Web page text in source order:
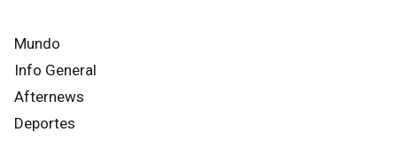
Mundo
Info General
Afternews
Deportes